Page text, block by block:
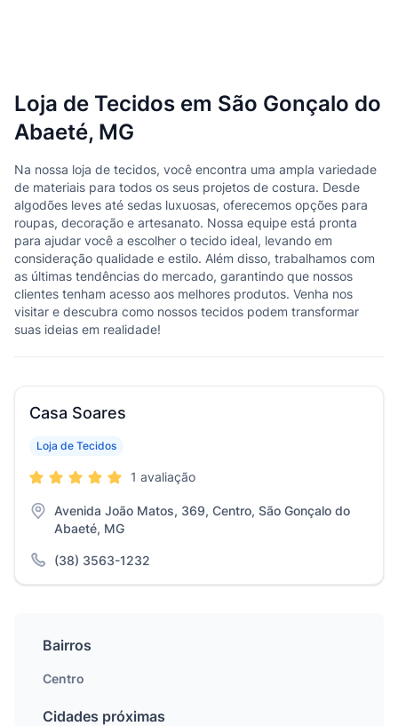
Loja de Tecidos em São Gonçalo do
Abaeté, MG
Na nossa loja de tecidos, você encontra uma ampla variedade
de materiais para todos os seus projetos de costura. Desde
algodões leves até sedas luxuosas, oferecemos opções para
roupas, decoração e artesanato. Nossa equipe está pronta
para ajudar você a escolher o tecido ideal, levando em
consideração qualidade e estilo. Além disso, trabalhamos com
as últimas tendências do mercado, garantindo que nossos
clientes tenham acesso aos melhores produtos. Venha nos
visitar e descubra como nossos tecidos podem transformar
suas ideias em realidade!
Casa Soares
Loja de Tecidos
1 avaliação
Avenida João Matos, 369, Centro, São Gonçalo do
Abaeté, MG
(38) 3563-1232
Bairros
Centro
Cidades próximas